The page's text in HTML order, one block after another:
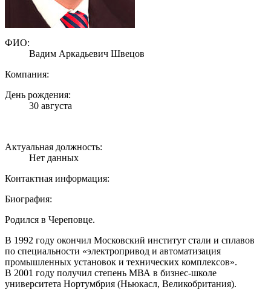
ФИО:
Вадим Аркадьевич Швецов
Компания:
День рождения:
30 августа
Актуальная должность:
Нет данных
Контактная информация:
Биография:
Родился в Череповце.
В 1992 году окончил Московский институт стали и сплавов
по специальности «электропривод и автоматизация
промышленных установок и технических комплексов».
В 2001 году получил степень МВА в бизнес-школе
университета Нортумбрия (Ньюкасл, Великобритания).